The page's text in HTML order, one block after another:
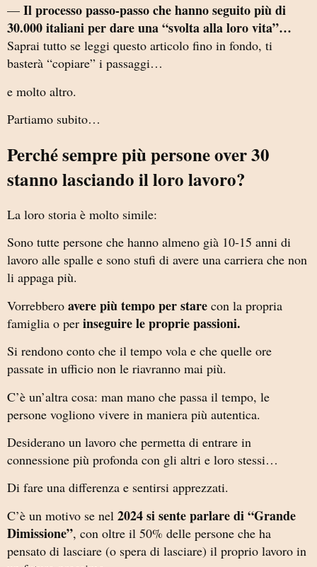
— Il processo passo-passo che hanno seguito più di
30.000 italiani per dare una “svolta alla loro vita”…
Saprai tutto se leggi questo articolo fino in fondo, ti
basterà “copiare” i passaggi…
e molto altro.
Partiamo subito…
Perché sempre più persone over 30
stanno lasciando il loro lavoro?
La loro storia è molto simile:
Sono tutte persone che hanno almeno già 10-15 anni di
lavoro alle spalle e sono stufi di avere una carriera che non
li appaga più.
Vorrebbero avere più tempo per stare con la propria
famiglia o per inseguire le proprie passioni.
Si rendono conto che il tempo vola e che quelle ore
passate in ufficio non le riavranno mai più.
C’è un’altra cosa: man mano che passa il tempo, le
persone vogliono vivere in maniera più autentica.
Desiderano un lavoro che permetta di entrare in
connessione più profonda con gli altri e loro stessi…
Di fare una differenza e sentirsi apprezzati.
C’è un motivo se nel 2024 si sente parlare di “Grande
Dimissione”, con oltre il 50% delle persone che ha
pensato di lasciare (o spera di lasciare) il proprio lavoro in